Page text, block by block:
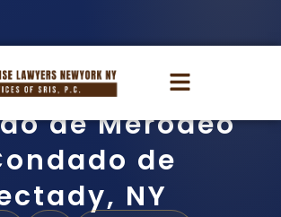
de Merodeo
de
NY